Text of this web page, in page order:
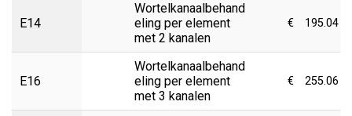
E14
Wortelkanaalbehand
eling per element
met 2 kanalen
€ 195.04
E16
Wortelkanaalbehand
eling per element
met 3 kanalen
€ 255.06